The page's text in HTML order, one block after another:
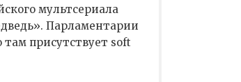
мультсериала
Парламентарии
там присутствует soft